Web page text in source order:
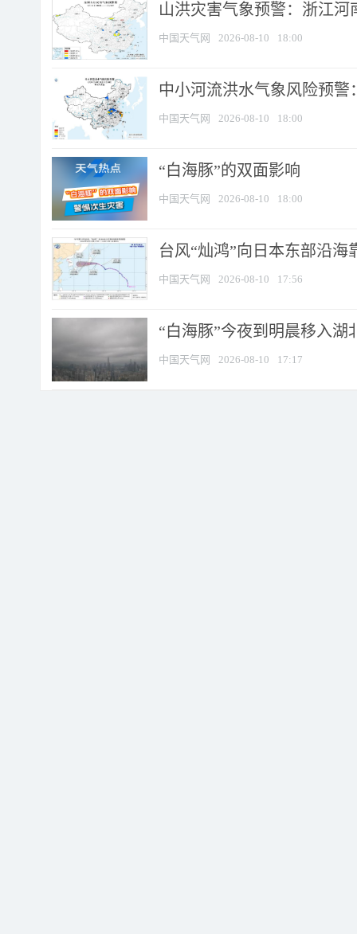
山洪灾害气象预警：浙江
中国天气网 2026-08-10 18:00
中小河流洪水气象风险预
中国天气网 2026-08-10 18:00
​“白海豚”的双面影响
中国天气网 2026-08-10 18:00
台风“灿鸿”向日本东部沿海
中国天气网 2026-08-10 17:56
“白海豚”今夜到明晨移入湖
中国天气网 2026-08-10 17:17